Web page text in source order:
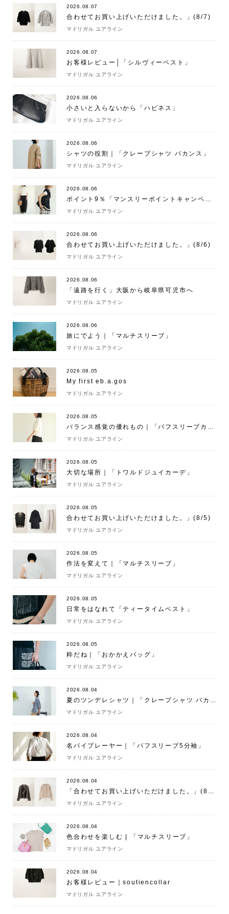
2026.08.07
合わせてお買い上げいただけました。」(8/7)
マドリガル ユアライン
2026.08.07
お客様レビュー│「シルヴィーベスト」
マドリガル ユアライン
2026.08.06
小さいと入らないから「ハピネス」
マドリガル ユアライン
2026.08.06
シャツの役割｜「クレープシャツ バカンス」
マドリガル ユアライン
2026.08.06
ポイント9％「マンスリーポイントキャンペーン」
マドリガル ユアライン
2026.08.06
合わせてお買い上げいただけました。」(8/6)
マドリガル ユアライン
2026.08.06
「遠路を行く」大阪から岐阜県可児市へ
マドリガル ユアライン
2026.08.06
旅にでよう｜「マルチスリーブ」
マドリガル ユアライン
2026.08.05
My first eb.a.gos
マドリガル ユアライン
2026.08.05
バランス感覚の優れもの｜「パフスリーブカットソー 5分袖 」
マドリガル ユアライン
2026.08.05
大切な場所｜「トワルドジュイカーデ」
マドリガル ユアライン
2026.08.05
合わせてお買い上げいただけました。」(8/5)
マドリガル ユアライン
2026.08.05
作法を変えて｜「マルチスリーブ」
マドリガル ユアライン
2026.08.05
日常をはなれて「ティータイムベスト」
マドリガル ユアライン
2026.08.05
粋だね｜「おかかえバッグ」
マドリガル ユアライン
2026.08.04
夏のツンデレシャツ｜「クレープシャツ バカンス」
マドリガル ユアライン
2026.08.04
名バイプレーヤー｜「パフスリーブ5分袖」
マドリガル ユアライン
2026.08.04
「合わせてお買い上げいただけました。」(8/4)
マドリガル ユアライン
2026.08.04
色合わせを楽しむ | 「マルチスリーブ」
マドリガル ユアライン
2026.08.04
お客様レビュー｜soutiencollar
マドリガル ユアライン